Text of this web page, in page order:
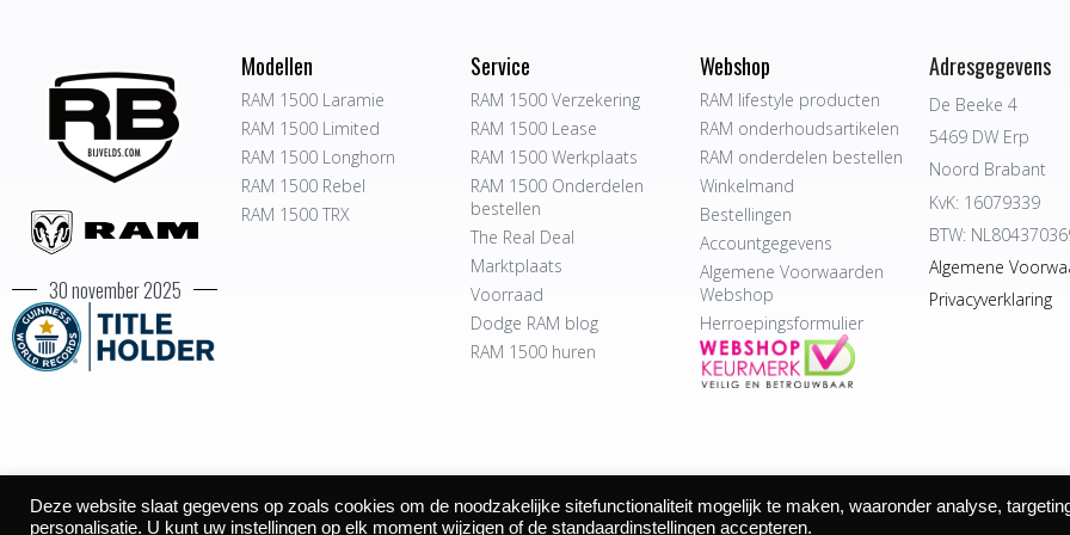
30 november 2025
Modellen
RAM 1500 Laramie
RAM 1500 Limited
RAM 1500 Longhorn
RAM 1500 Rebel
RAM 1500 TRX
Service
RAM 1500 Verzekering
RAM 1500 Lease
RAM 1500 Werkplaats
RAM 1500 Onderdelen
bestellen
The Real Deal
Marktplaats
Voorraad
Dodge RAM blog
RAM 1500 huren
Webshop
RAM lifestyle producten
RAM onderhoudsartikelen
RAM onderdelen bestellen
Winkelmand
Bestellingen
Accountgegevens
Algemene Voorwaarden
Webshop
Herroepingsformulier
Adresgegevens
De Beeke 4
5469 DW Erp
Noord Brabant
KvK: 16079339
BTW:
Algemene
Privacyverklaring
©2026 Autocentrum Bijvelds BV. De Beeke 4, 5469 DW Erp | website door
Deze website slaat gegevens op zoals cookies om de noodzakelijke sitefunctionaliteit mogelijk te maken, waaronder analyse,
personalisatie. U kunt uw instellingen op elk moment wijzigen of de standaardinstellingen accepteren.